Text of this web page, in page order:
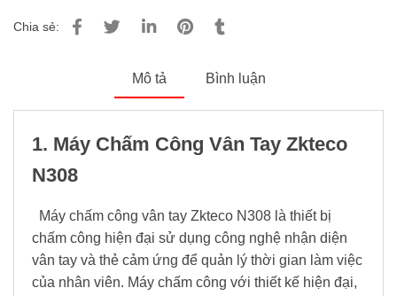
Chia sẻ:
Mô tả Bình luận
1. Máy Chấm Công Vân Tay Zkteco
N308
Máy chấm công vân tay Zkteco N308 là thiết bị
chấm công hiện đại sử dụng công nghệ nhận diện
vân tay và thẻ cảm ứng để quản lý thời gian làm việc
của nhân viên. Máy chấm công với thiết kế hiện đại,